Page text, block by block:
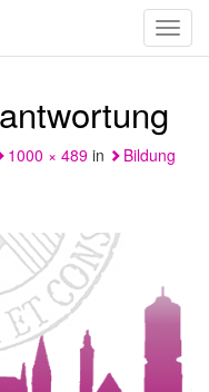
1000 × 489 in
Bildung